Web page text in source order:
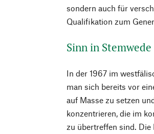
sondern auch für
Qualifikation zum
Sinn in Stemwede
In der 1967 im
man sich bereits vor
auf Masse zu setzen
konzentrieren, die im
zu übertreffen sind. Die